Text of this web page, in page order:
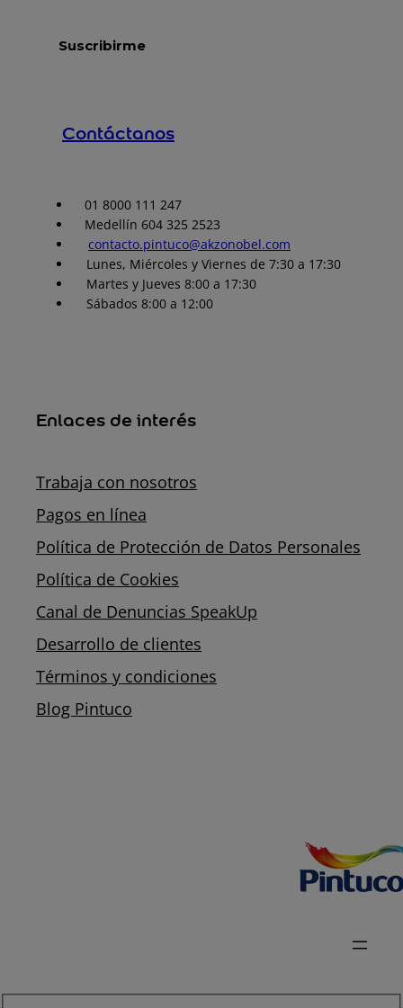
Contáctanos
01 8000 111 247
Medellín 604 325 2523
contacto.pintuco@akzonobel.com
Lunes, Miércoles y Viernes de 7:30 a 17:30
Martes y Jueves 8:00 a 17:30
Sábados 8:00 a 12:00
Enlaces de interés
Trabaja con nosotros
Pagos en línea
Política de Protección de Datos Personales
Política de Cookies
Canal de Denuncias SpeakUp
Desarrollo de clientes
Términos y condiciones
Blog Pintuco